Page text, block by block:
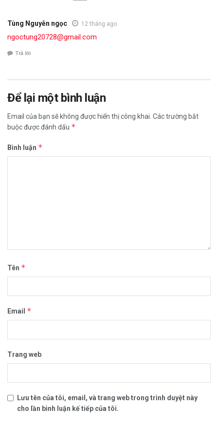
Tùng Nguyễn ngọc 12 tháng ago
ngoctung20728@gmail.com
Trả lời
Để lại một bình luận
Email của bạn sẽ không được hiển thị công khai. Các trường bắt
buộc được đánh dấu *
Bình luận *
Tên *
Email *
Trang web
Lưu tên của tôi, email, và trang web trong trình duyệt này
cho lần bình luận kế tiếp của tôi.